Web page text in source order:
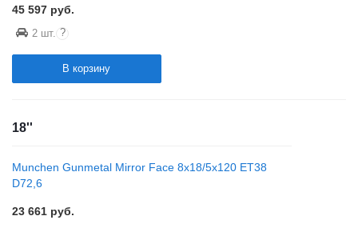
45 597 руб.
2 шт. ?
В корзину
18''
Munchen Gunmetal Mirror Face 8x18/5x120 ET38
D72,6
23 661 руб.